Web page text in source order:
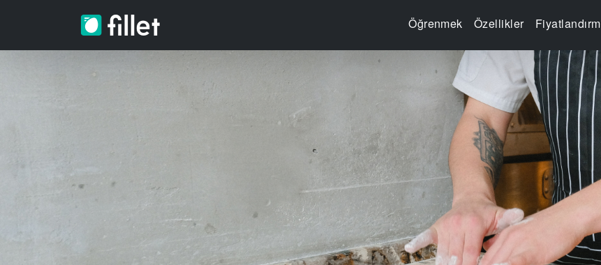
Öğrenmek Özellikler